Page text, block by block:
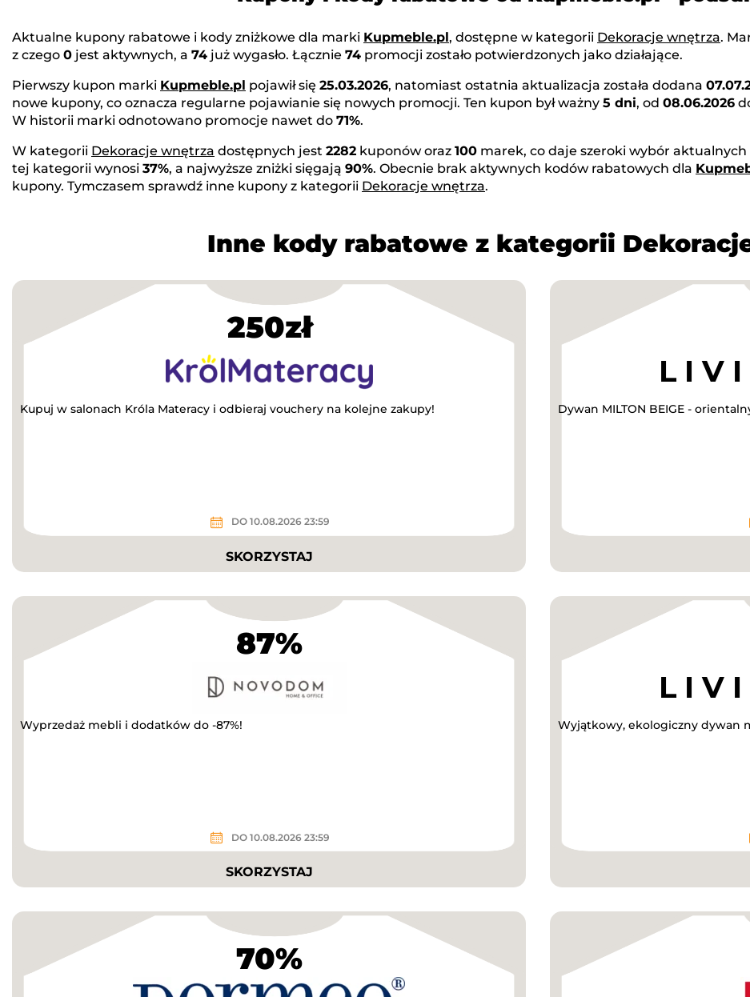
Aktualne kupony rabatowe i kody zniżkowe dla marki Kupmeble.pl, dostępne w kategorii Dekoracje wnętrza.
z czego 0 jest aktywnych, a 74 już wygasło. Łącznie 74 promocji zostało potwierdzonych jako działające.
Pierwszy kupon marki Kupmeble.pl pojawił się 25.03.2026, natomiast ostatnia aktualizacja została dodana
nowe kupony, co oznacza regularne pojawianie się nowych promocji. Ten kupon był ważny 5 dni, od 08.06.2026
W historii marki odnotowano promocje nawet do 71%.
W kategorii Dekoracje wnętrza dostępnych jest 2282 kuponów oraz 100 marek, co daje szeroki wybór
tej kategorii wynosi 37%, a najwyższe zniżki sięgają 90%. Obecnie brak aktywnych kodów rabatowych dla
kupony. Tymczasem sprawdź inne kupony z kategorii Dekoracje wnętrza.
Inne kody rabatowe z kategorii
250zł
Kupuj w salonach Króla Materacy i odbieraj vouchery na kolejne zakupy!
DO 10.08.2026 23:59
SKORZYSTAJ
Dywan MILTON BEIGE -
87%
Wyprzedaż mebli i dodatków do -87%!
DO 10.08.2026 23:59
SKORZYSTAJ
Wyjątkowy, ekologiczny dywan
70%